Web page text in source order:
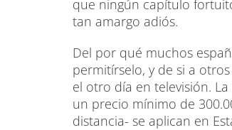
que ningún capítulo
tan amargo adiós.
Del por qué muchos
permitírselo, y de si a
el otro día en televisión.
un precio mínimo de
distancia- se aplican en